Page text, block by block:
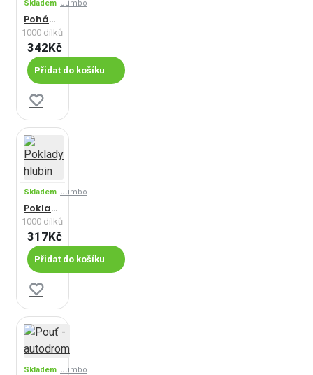
Skladem Jumbo
Pohádkový les
1000 dílků
342Kč
Přidat do košíku
Skladem Jumbo
Poklady hlubin
1000 dílků
317Kč
Přidat do košíku
Skladem Jumbo